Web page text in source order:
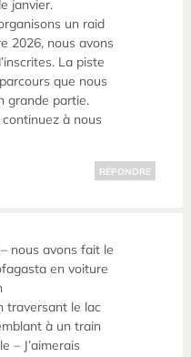
janvier.
un raid
2026, nous avons
La piste
que nous
grande partie.
à nous
RÉPONDRE
nous avons fait le
en voiture
traversant le lac
à un train
– J’aimerais